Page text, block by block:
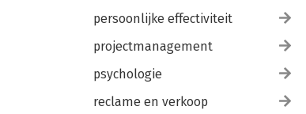
persoonlijke effectiviteit
projectmanagement
psychologie
reclame en verkoop